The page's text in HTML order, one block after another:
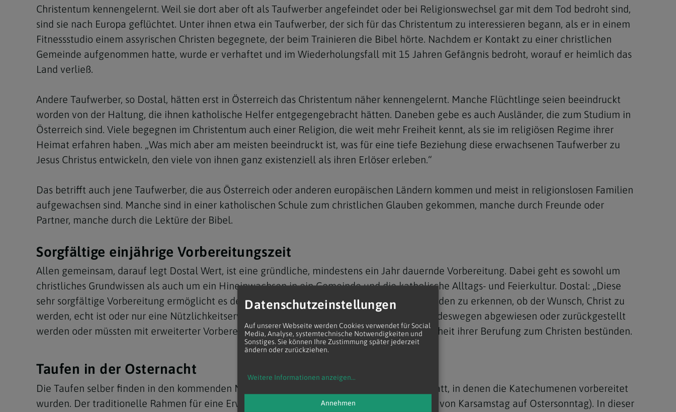
Christentum kennengelernt. Weil sie dort aber oft als Taufwerber angefeindet oder bei Religionswechsel gar mit dem Tod bedroht sind,
sind sie nach Europa geflüchtet. Unter ihnen etwa ein Taufwerber, der sich für das Christentum zu interessieren begann, als er in einem
Fitnessstudio einem assyrischen Christen begegnete, der beim Trainieren die Bibel hörte. Nachdem er Kontakt zu einer christlichen
Gemeinde aufgenommen hatte, wurde er verhaftet und im Wiederholungsfall mit 15 Jahren Gefängnis bedroht, worauf er heimlich das
Land verließ.
Andere Taufwerber, so Dostal, hätten erst in Österreich das Christentum näher kennengelernt. Manche Flüchtlinge seien beeindruckt
worden von der Haltung, die ihnen katholische Helfer entgegengebracht hätten. Daneben gebe es auch Ausländer, die zum Studium in
Österreich sind. Viele begegnen im Christentum auch einer Religion, die weit mehr Freiheit kennt, als sie im religiösen Regime ihrer
Heimat erfahren haben. „Was mich aber am meisten beeindruckt ist, was für eine tiefe Beziehung diese erwachsenen Taufwerber zu
Jesus Christus entwickeln, den viele von ihnen ganz existenziell als ihren Erlöser erleben.“
Das betrifft auch jene Taufwerber, die aus Österreich oder anderen europäischen Ländern kommen und meist in religionslosen Familien
aufgewachsen sind. Manche sind in einer katholischen Schule zum christlichen Glauben gekommen, manche durch Freunde oder
Partner, manche durch die Lektüre der Bibel.
Sorgfältige einjährige Vorbereitungszeit
Allen gemeinsam, darauf legt Dostal Wert, ist eine gründliche, mindestens ein Jahr dauernde Vorbereitung. Dabei geht es sowohl um
christliches Grundwissen als auch um ein Hineinwachsen in ein Gemeinde und die katholische Alltags- und Feierkultur. Dostal: „Diese
sehr sorgfältige Vorbereitung ermöglicht es dem Taufwerber und auch uns und den Gemeinden zu erkennen, ob der Wunsch, Christ zu
werden, echt ist oder nur eine Nützlichkeitserwägung.“ Immer wieder müssten Taufwerber deswegen abgewiesen oder zurückgestellt
werden oder müssten mit erweiterter Vorbereitungszeit rechnen, wenn Zweifel an der Echtheit ihrer Berufung zum Christen bestünden.
Taufen in der Osternacht
Die Taufen selber finden in den kommenden Monaten in den 67 Pfarren und Gemeinden statt, in denen die Katechumenen vorbereitet
wurden. Der traditionelle Rahmen für eine Erwachsenentaufe ist dieOsternacht
(die Nacht von Karsamstag auf Ostersonntag). In dieser
Datenschutzeinstellungen
Auf unserer Webseite werden Cookies verwendet für Social
Media, Analyse, systemtechnische Notwendigkeiten und
Sonstiges. Sie können Ihre Zustimmung später jederzeit
ändern oder zurückziehen.
Weitere Informationen anzeigen...
Annehmen